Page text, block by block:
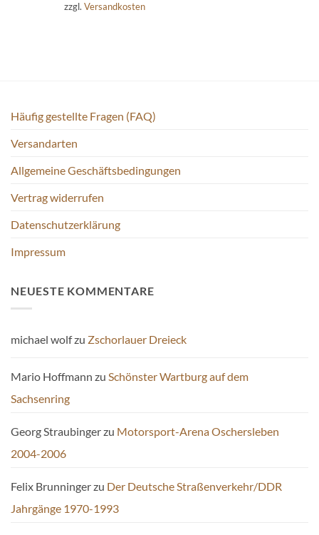
zzgl. Versandkosten
Häufig gestellte Fragen (FAQ)
Versandarten
Allgemeine Geschäftsbedingungen
Vertrag widerrufen
Datenschutzerklärung
Impressum
NEUESTE KOMMENTARE
michael wolfzu Zschorlauer Dreieck
Mario Hoffmann zu Schönster Wartburg auf dem
Sachsenring
Georg Straubingerzu Motorsport-Arena Oschersleben
2004-2006
Felix Brunningerzu Der Deutsche Straßenverkehr/DDR
Jahrgänge 1970-1993